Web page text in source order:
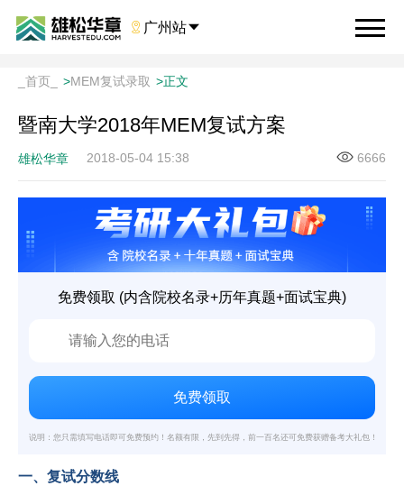
 广州站
_首页_ >MEM复试录取 >正文
暨南大学2018年MEM复试方案
雄松华章 2018-05-04 15:38 6666
免费领取 (内含院校名录+历年真题+面试宝典)
说明：您只需填写电话即可免费预约！名额有限，先到先得，前一百名还可免费获赠备考大礼包！
一、复试分数线